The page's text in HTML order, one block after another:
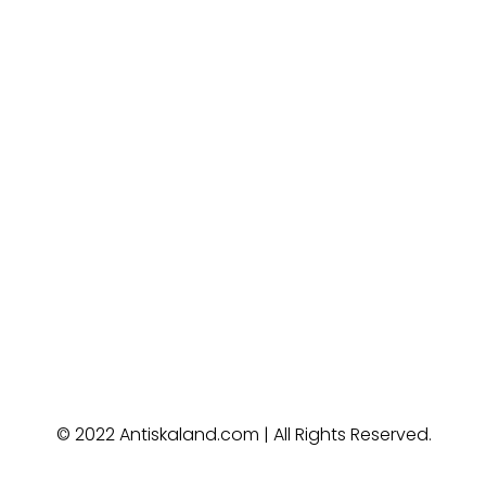
© 2022 Antiskaland.com | All Rights Reserved.